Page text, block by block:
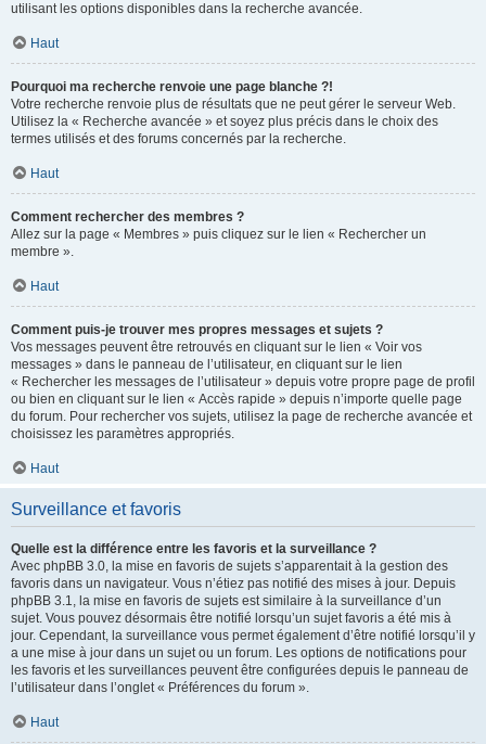
utilisant les options disponibles dans la recherche avancée.
Haut
Pourquoi ma recherche renvoie une page blanche ?!
Votre recherche renvoie plus de résultats que ne peut gérer le serveur Web.
Utilisez la « Recherche avancée » et soyez plus précis dans le choix des
termes utilisés et des forums concernés par la recherche.
Haut
Comment rechercher des membres ?
Allez sur la page « Membres » puis cliquez sur le lien « Rechercher un
membre ».
Haut
Comment puis-je trouver mes propres messages et sujets ?
Vos messages peuvent être retrouvés en cliquant sur le lien « Voir vos
messages » dans le panneau de l’utilisateur, en cliquant sur le lien
« Rechercher les messages de l’utilisateur » depuis votre propre page de profil
ou bien en cliquant sur le lien « Accès rapide » depuis n’importe quelle page
du forum. Pour rechercher vos sujets, utilisez la page de recherche avancée et
choisissez les paramètres appropriés.
Haut
Surveillance et favoris
Quelle est la différence entre les favoris et la surveillance ?
Avec phpBB 3.0, la mise en favoris de sujets s’apparentait à la gestion des
favoris dans un navigateur. Vous n’étiez pas notifié des mises à jour. Depuis
phpBB 3.1, la mise en favoris de sujets est similaire à la surveillance d’un
sujet. Vous pouvez désormais être notifié lorsqu’un sujet favoris a été mis à
jour. Cependant, la surveillance vous permet également d’être notifié lorsqu’il y
a une mise à jour dans un sujet ou un forum. Les options de notifications pour
les favoris et les surveillances peuvent être configurées depuis le panneau de
l’utilisateur dans l’onglet « Préférences du forum ».
Haut